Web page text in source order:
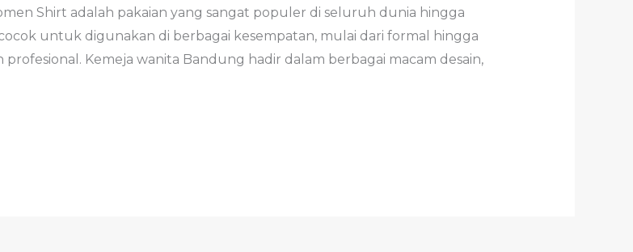
Shirt adalah pakaian yang sangat populer di seluruh dunia hingga
untuk digunakan di berbagai kesempatan, mulai dari formal hingga
Kemeja wanita Bandung hadir dalam berbagai macam desain,